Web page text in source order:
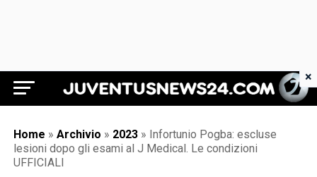
Juventus News 24
Home » Archivio » 2023 » Infortunio Pogba: escluse
lesioni dopo gli esami al J Medical. Le condizioni
UFFICIALI
×